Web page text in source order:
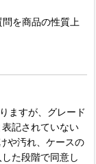
を商品の性質上
ますが、グレード
記されていない
や汚れ、ケースの
た段階で同意し